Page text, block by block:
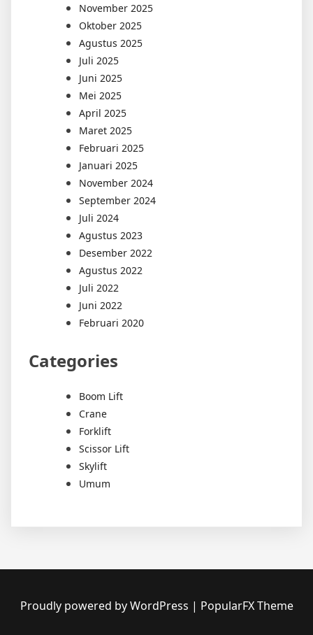
November 2025
Oktober 2025
Agustus 2025
Juli 2025
Juni 2025
Mei 2025
April 2025
Maret 2025
Februari 2025
Januari 2025
November 2024
September 2024
Juli 2024
Agustus 2023
Desember 2022
Agustus 2022
Juli 2022
Juni 2022
Februari 2020
Categories
Boom Lift
Crane
Forklift
Scissor Lift
Skylift
Umum
Proudly powered by WordPress | PopularFX Theme